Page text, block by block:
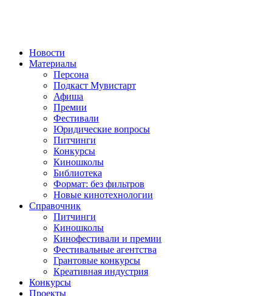
Новости
Материалы
Персона
Подкаст Мувистарт
Афиша
Премии
Фестивали
Юридические вопросы
Питчинги
Конкурсы
Киношколы
Библиотека
Формат: без фильтров
Новые кинотехнологии
Справочник
Питчинги
Киношколы
Кинофестивали и премии
Фестивальные агентства
Грантовые конкурсы
Креативная индустрия
Конкурсы
Проекты